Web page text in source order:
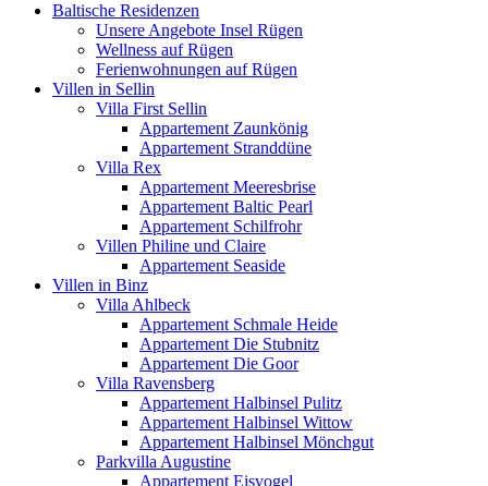
Baltische Residenzen
Unsere Angebote Insel Rügen
Wellness auf Rügen
Ferienwohnungen auf Rügen
Villen in Sellin
Villa First Sellin
Appartement Zaunkönig
Appartement Stranddüne
Villa Rex
Appartement Meeresbrise
Appartement Baltic Pearl
Appartement Schilfrohr
Villen Philine und Claire
Appartement Seaside
Villen in Binz
Villa Ahlbeck
Appartement Schmale Heide
Appartement Die Stubnitz
Appartement Die Goor
Villa Ravensberg
Appartement Halbinsel Pulitz
Appartement Halbinsel Wittow
Appartement Halbinsel Mönchgut
Parkvilla Augustine
Appartement Eisvogel